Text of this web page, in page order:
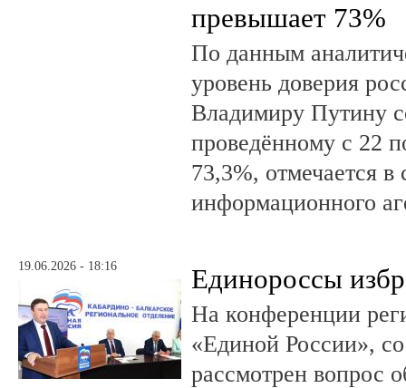
превышает 73%
По данным
уровень доверия
Владимиру Путину
проведённому с 22
73,3%, отмечается
информационного
19.06.2026 - 18:16 Единороссы
На конференции
«Единой России»,
рассмотрен вопрос